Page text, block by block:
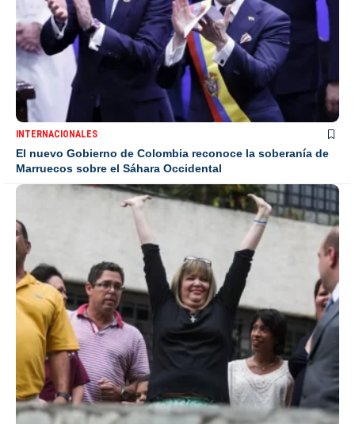
INTERNACIONALES
El nuevo Gobierno de Colombia reconoce la soberanía de
Marruecos sobre el Sáhara Occidental